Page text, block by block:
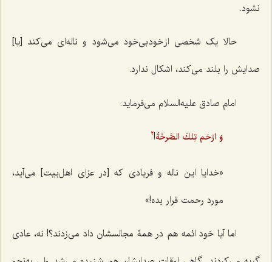
نشود.
حالا یک شخصی از خود بی‌خود می‌شود و ناله‌ای می‌کند [یا]
صدایش را بلند می‌کند، اشکال ندارد.
امام صادق علیه‌السلام می‌فرماید:
وَ ارْحَم تِلكَ الصَّرخَةَ!
2
«خدایا این ناله و فریادی که [در عزای اهل‌بیت] می‌آید،
مورد رحمت قرار بده!»
اما آیا خود ائمه هم در همۀ مجالسشان داد می‌زدند؟! نه، عادی